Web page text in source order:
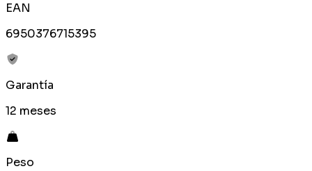
EAN
6950376715395
Garantía
12 meses
Peso